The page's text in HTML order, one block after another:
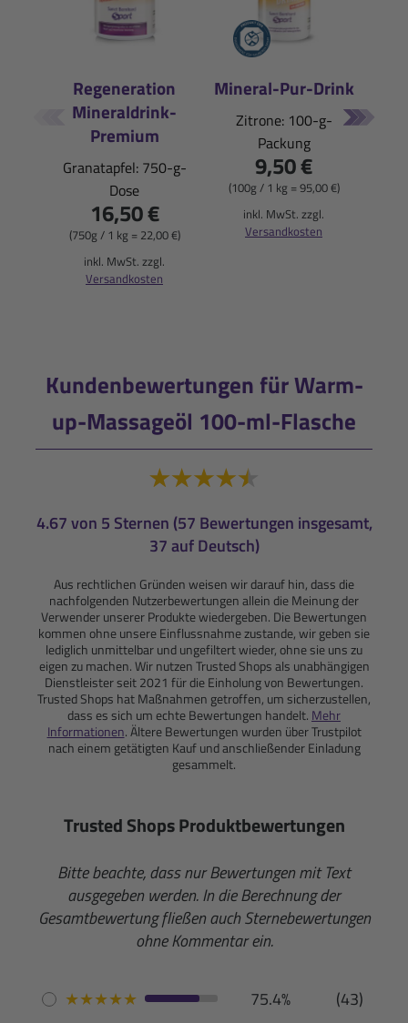
Regeneration
Mineraldrink-
Premium
Granatapfel: 750-g-
Dose
16,50 €
(750g / 1 kg = 22,00 €)
inkl. MwSt. zzgl.
Versandkosten
Mineral-Pur-Drink
Zitrone: 100-g-
Packung
9,50 €
(100g / 1 kg = 95,00 €)
inkl. MwSt. zzgl.
Versandkosten
Kundenbewertungen für Warm-
up-Massageöl 100-ml-Flasche
4.67 von 5 Sternen (57 Bewertungen insgesamt,
37 auf Deutsch)
Aus rechtlichen Gründen weisen wir darauf hin, dass die
nachfolgenden Nutzerbewertungen allein die Meinung der
Verwender unserer Produkte wiedergeben. Die Bewertungen
kommen ohne unsere Einflussnahme zustande, wir geben sie
lediglich unmittelbar und ungefiltert wieder, ohne sie uns zu
eigen zu machen. Wir nutzen Trusted Shops als unabhängigen
Dienstleister seit 2021 für die Einholung von Bewertungen.
Trusted Shops hat Maßnahmen getroffen, um sicherzustellen,
dass es sich um echte Bewertungen handelt. Mehr
Informationen. Ältere Bewertungen wurden über Trustpilot
nach einem getätigten Kauf und anschließender Einladung
gesammelt.
Trusted Shops Produktbewertungen
Bitte beachte, dass nur Bewertungen mit Text
ausgegeben werden. In die Berechnung der
Gesamtbewertung fließen auch Sternebewertungen
ohne Kommentar ein.
★★★★★ 75.4%
(43)